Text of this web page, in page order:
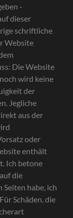
-
dieser
schriftliche
Website
Die Website
wird keine
der
Jegliche
aus der
oder
enthält
Ich betone
die
habe, ich
Schäden, die